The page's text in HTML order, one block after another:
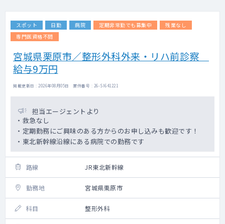
スポット 日勤 病院 定期非常勤でも募集中
残業なし
専門医資格不問
宮城県栗原市／整形外科外来・リハ前診察
給与9万円
掲載更新日 : 2026年08月05日 案件番号 : 26-SI641221
担当エージェントより
・救急なし
・定期勤務にご興味のある方からのお申し込みも歓迎です！
・東北新幹線沿線にある病院での勤務です
路線 JR東北新幹線
勤務地 宮城県栗原市
科目 整形外科